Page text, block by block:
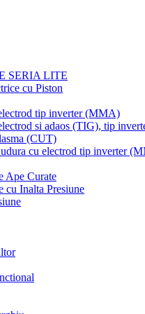
SERIA LITE
cu Piston
tip inverter (MMA)
si adaos (TIG), tip
(CUT)
cu electrod tip inverter
Ape Curate
cu Inalta Presiune